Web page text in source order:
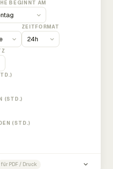
BEGINNT AM
ZEITFORMAT
(STD.)
(STD.)
für PDF / Druck